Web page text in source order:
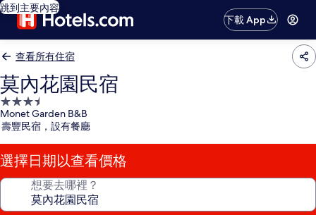
跳到主要內容
下載 App
查看所有住宿
莫內花園民宿
3.5
星
級
住
宿
Monet Garden B&B
壽豐民宿，設有餐廳
選擇日期以查看價格
想要去哪裡？